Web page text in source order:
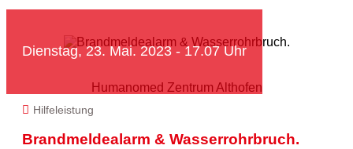
Dienstag, 23. Mai. 2023 - 17.07 Uhr
Humanomed Zentrum Althofen
Hilfeleistung
Brandmeldealarm & Wasserrohrbruch.